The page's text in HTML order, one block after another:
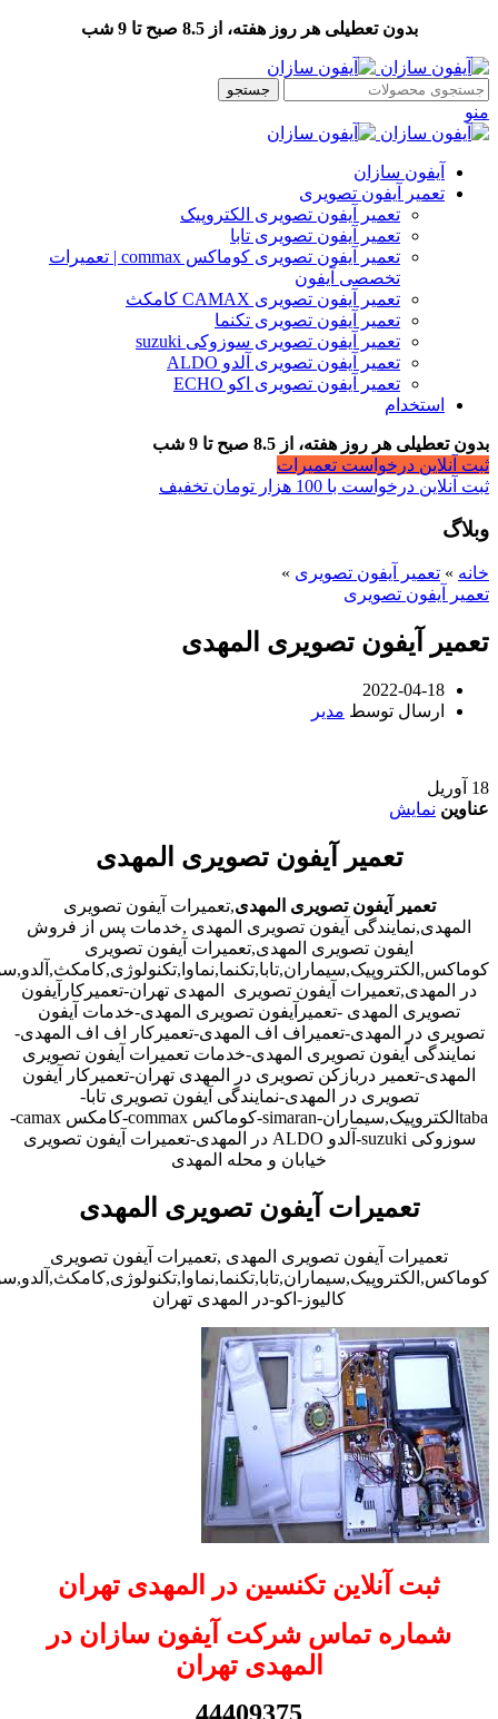
بدون تعطیلی هر روز هفته، از 8.5 صبح تا 9 شب
جستجو
منو
آیفون سازان
تعمیر آیفون تصویری
تعمیر آیفون تصویری الکتروپیک
تعمیر آیفون تصویری تابا
تعمیر آیفون تصویری کوماکس commax | تعمیرات
تخصصی آیفون
تعمیر آیفون تصویری CAMAX کامکث
تعمیر آیفون تصویری تکنما
تعمیر آیفون تصویری سوزوکی suzuki
تعمیر آیفون تصویری آلدو ALDO
تعمیر آیفون تصویری اکو ECHO
استخدام
بدون تعطیلی هر روز هفته، از 8.5 صبح تا 9 شب
ثبت آنلاین درخواست تعمیرات
ثبت آنلاین درخواست با 100 هزار تومان تخفیف
وبلاگ
خانه » تعمیر آیفون تصویری »
تعمیر آیفون تصویری
تعمیر آیفون تصویری المهدی
2022-04-18
ارسال توسط مدیر
18 آوریل
عناوین نمایش
تعمیر آیفون تصویری المهدی
تعمیر آیفون تصویری المهدی,تعمیرات آیفون تصویری
المهدی,نمایندگی آیفون تصویری المهدی ,خدمات پس از فروش
ایفون تصویری المهدی,تعمیرات آیفون تصویری
در المهدی,تعمیرات آیفون تصویری المهدی تهران-تعمیرکارآیفون
تصویری المهدی -تعمیرآیفون تصویری المهدی-خدمات آیفون
تصویری در المهدی-تعمیراف اف المهدی-تعمیرکار اف اف المهدی-
نمایندگی آیفون تصویری المهدی-خدمات تعمیرات آیفون تصویری
المهدی-تعمیر دربازکن تصویری در المهدی تهران-تعمیرکار آیفون
تصویری در المهدی-نمایندگی آیفون تصویری تابا-
tabaالکتروپیک,سیماران-simaran-کوماکس commax-کامکس camax-
سوزوکی suzuki-آلدو ALDO در المهدی-تعمیرات آیفون تصویری
خیابان و محله المهدی
تعمیرات آیفون تصویری المهدی
تعمیرات آیفون تصویری المهدی ,تعمیرات آیفون تصویری
کالیوز-اکو-در المهدی تهران
ثبت آنلاین تکنسین در المهدی تهران
شماره تماس شرکت آیفون سازان در
المهدی تهران
44409375